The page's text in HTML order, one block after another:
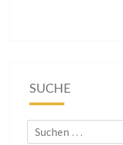
SUCHE
Suchen
nach: